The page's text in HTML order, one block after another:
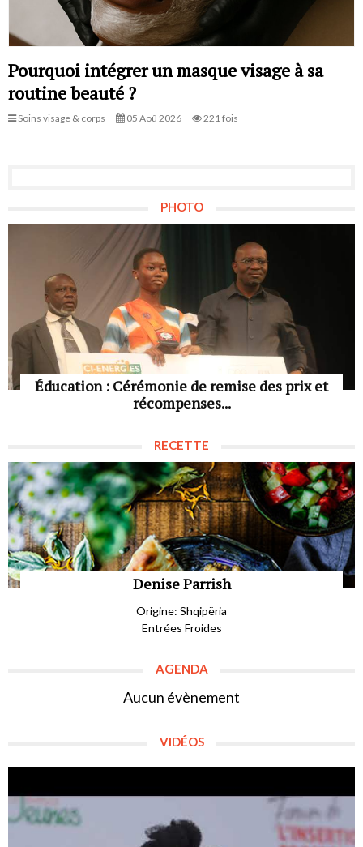
Pourquoi intégrer un masque visage à sa
routine beauté ?
Soins visage & corps 05 Aoû 2026 221 fois
PHOTO
Éducation : Cérémonie de remise des prix et
récompenses...
RECETTE
Denise Parrish
Origine: Shqipëria
Entrées Froides
AGENDA
Aucun évènement
VIDÉOS